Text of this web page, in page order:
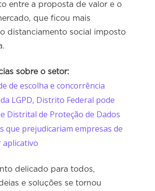
entre a proposta de valor e o
que ficou mais
distanciamento social imposto
sobre o setor:
de escolha e concorrência
LGPD, Distrito Federal pode
Distrital de Proteção de Dados
que prejudicariam empresas de
delicado para todos,
e soluções se tornou